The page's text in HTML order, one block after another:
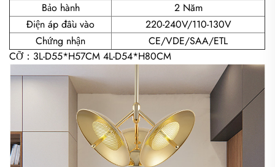
Bảo hành
2 Năm
Điện áp đầu vào
220-240V/110-130V
Chứng nhận
CE/VDE/SAA/ETL
CỠ：3L-D55*H57CM 4L-D54*H80CM